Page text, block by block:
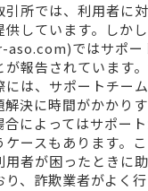
引所では、利用者に
供しています。しか
ではサポー
が報告されています
には、サポートチー
解決に時間がかかり
合によってはサポー
ケースもあります。
用者が困ったときに
、詐欺業者がよく行